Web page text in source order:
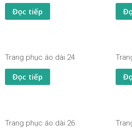
Đọc tiếp
Trang phục áo dài 24
Đọc tiếp
Trang phục áo dài 26